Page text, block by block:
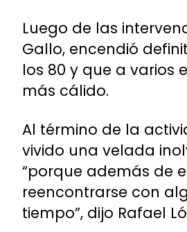
Luego de las
Gallo, encendió
los 80 y que a varios
más cálido.
Al término de la
vivido una velada
“porque además de
reencontrarse con
tiempo”, dijo Rafael